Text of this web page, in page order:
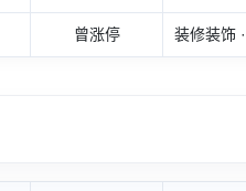
曾涨停 装修装饰